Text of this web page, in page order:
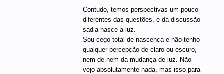
Contudo, temos perspectivas um pouco
diferentes das questões, e da discussão
sadia nasce a luz.
Sou cego total de nascença e não tenho
qualquer percepção de claro ou escuro,
nem de nem da mudança de luz. Não
vejo absolutamente nada, mas isso para